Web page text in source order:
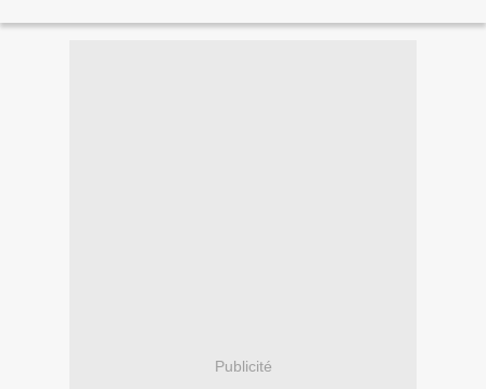
Publicité